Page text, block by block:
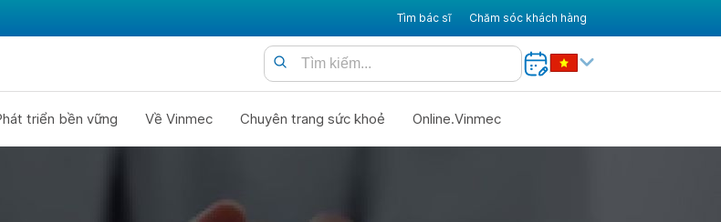
Tìm bác sĩ Chăm sóc khách hàng
triển bền vững Về Vinmec Chuyên trang sức khoẻ Online.Vinmec